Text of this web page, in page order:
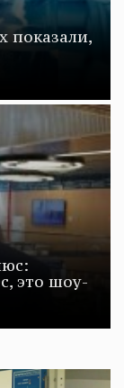
показали,
это шоу-